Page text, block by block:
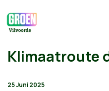
Klimaatroute
25 Juni 2025